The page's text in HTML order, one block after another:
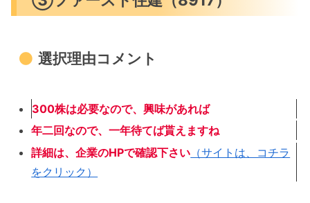
選択理由コメント
300株は必要なので、興味があれば
年二回なので、一年待てば貰えますね
詳細は、企業のHPで確認下さい （サイトは、コチラ
をクリック）